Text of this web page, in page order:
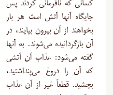
کسانی که نافرمانی کردند پس
جایگاه آنها آتش است هر بار
بخواهند از آن بیرون بیایند، در
آن بازگردانیده می‌شوند. به آنها
گفته می‌شود: عذاب آن آتشی
که آن را دروغ می‌پنداشتید،
بچشید. قطعاً غیر از آن عذاب